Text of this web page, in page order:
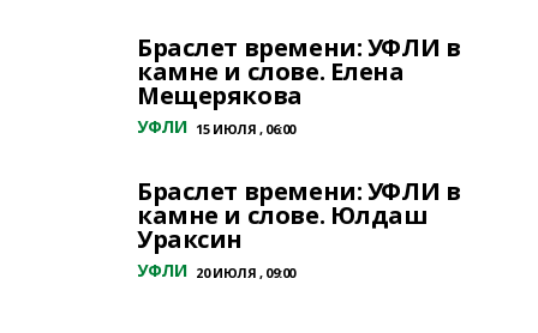
Браслет времени: УФЛИ в
камне и слове. Елена
Мещерякова
УФЛИ 15 ИЮЛЯ , 06:00
Браслет времени: УФЛИ в
камне и слове. Юлдаш
Ураксин
УФЛИ 20 ИЮЛЯ , 09:00